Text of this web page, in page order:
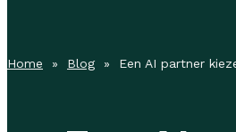
Home » Blog » Een AI partner